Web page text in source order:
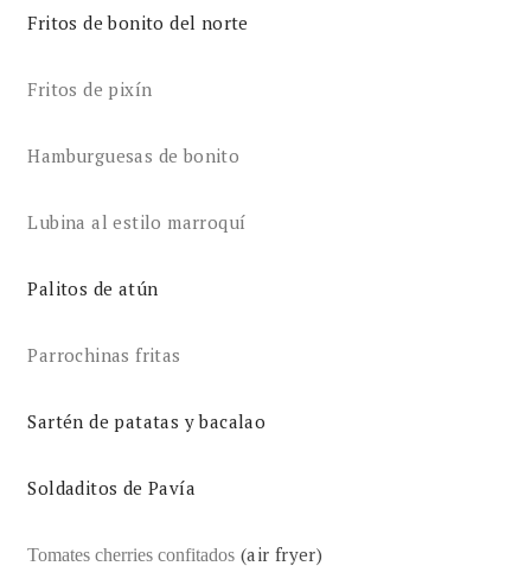
Fritos de bonito del norte
Fritos de pixín
Hamburguesas de bonito
Lubina al estilo marroquí
Palitos de atún
Parrochinas fritas
Sartén de patatas y bacalao
Soldaditos de Pavía
Tomates cherries confitados (air fryer)